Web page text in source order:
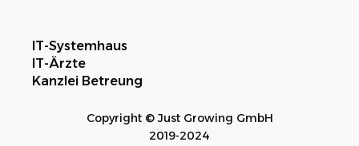
IT-Systemhaus
IT-Ärzte
Kanzlei Betreung
Copyright © Just Growing GmbH
2019-2024